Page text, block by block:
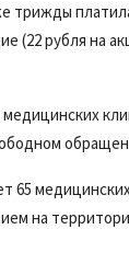
трижды
(22 рубля на
65
на